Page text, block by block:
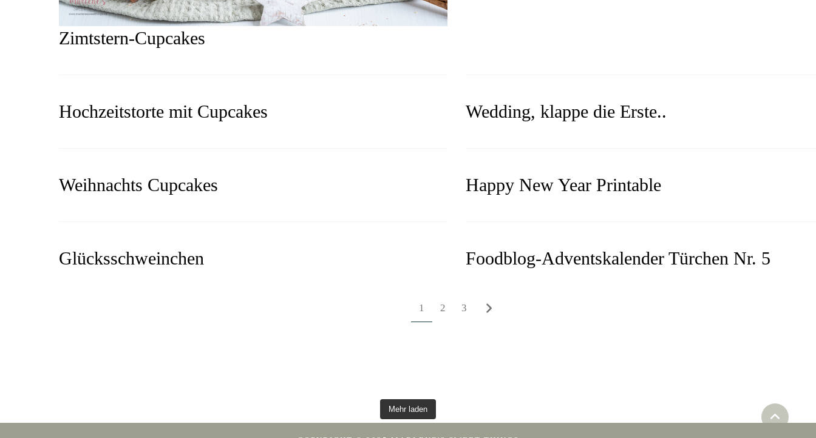
Zimtstern-Cupcakes
Hochzeitstorte mit Cupcakes Wedding, klappe die Erste..
Weihnachts Cupcakes Happy New Year Printable
Glücksschweinchen Foodblog-Adventskalender Türchen Nr. 5
1 2 3
Mehr laden